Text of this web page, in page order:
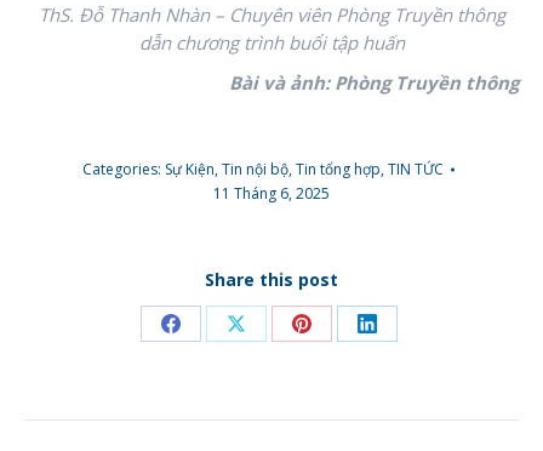
ThS. Đỗ Thanh Nhàn – Chuyên viên Phòng Truyền thông
dẫn chương trình buổi tập huấn
Bài và ảnh: Phòng Truyền thông
Categories: Sự Kiện,Tin nội bộ,Tin tổng hợp,TIN TỨC
11 Tháng 6, 2025
Share this post
Share
Facebook
Share
X
Share
Pinterest
Share
LinkedIn